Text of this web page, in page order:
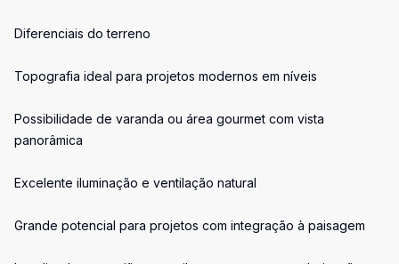
Diferenciais do terreno
Topografia ideal para projetos modernos em níveis
Possibilidade de varanda ou área gourmet com vista
panorâmica
Excelente iluminação e ventilação natural
Grande potencial para projetos com integração à paisagem